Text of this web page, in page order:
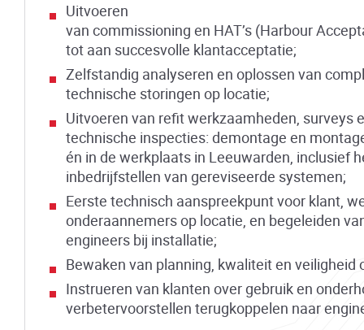
Uitvoeren
van commissioning en HAT’s (Harbour
tot aan succesvolle klantacceptatie;
Zelfstandig analyseren en oplossen van
technische storingen op locatie;
Uitvoeren van refit werkzaamheden, surveys
technische inspecties: demontage en
én in de werkplaats in Leeuwarden, inclusief
inbedrijfstellen van gereviseerde systemen;
Eerste technisch aanspreekpunt voor klant,
onderaannemers op locatie, en begeleiden
engineers bij installatie;
Bewaken van planning, kwaliteit en veiligheid
Instrueren van klanten over gebruik en
verbetervoorstellen terugkoppelen naar